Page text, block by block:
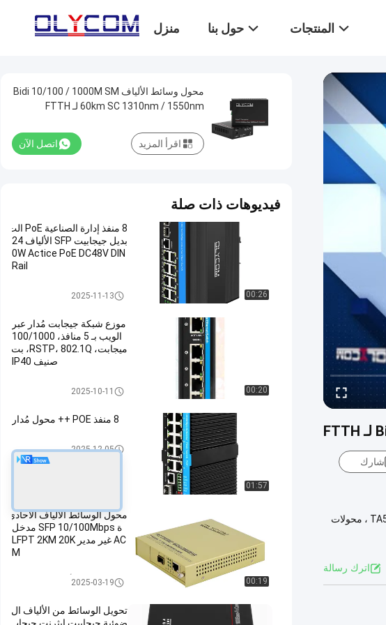
منزل حول بنا المنتجات
شارك
Bidi 10/100 / 1000M محول الوسائط الليفي SM أحادي الألياف 60 كم SC 1310nm / 1550nm لـ FTTH مقدمة تستخدم سلسلة TA510-GE ، محولات
اترك رسالة
محول وسائط الألياف Bidi 10/100 / 1000M SM
60km SC 1310nm / 1550nm لـ FTTH
اتصل الآن اقرأ المزيد
فيديوهات ذات صلة
00:26
8 منفذ إدارة الصناعية PoE الت
بديل جيجابيت SFP الألياف 24
0W Actice PoE DC48V DIN
Rail
التبديل الصناعي المدار POE
2025-11-13
00:20
موزع شبكة جيجابت مُدار عبر
الويب بـ 5 منافذ، 100/1000
ميجابت، RSTP، 802.1Q، بت
صنيف IP40
تبديل الشبكة الصناعية2025-10-11
01:57
8 منفذ POE ++ محول مُدار
التبديل الصناعي المدار POE
2025-12-05
00:19
محول الوسائط الألياف الأحادي
ة SFP 10/100Mbps مدخل
AC غير مدير LFPT 2KM 20K
M
محول وسائط الألياف البصرية إيثر
2025-03-19
تحويل الوسائط من الألياف ال